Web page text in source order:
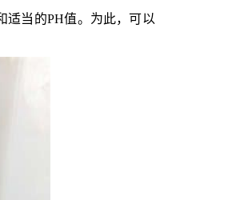
适当的PH值。为此，可以